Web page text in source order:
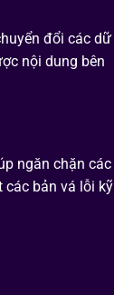
đổi các dữ
nội dung bên
ngăn chặn các
các bản vá lỗi kỹ